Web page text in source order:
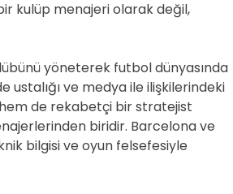
kulüp menajeri olarak değil,
yöneterek futbol dünyasında
ve medya ile ilişkilerindeki
de rekabetçi bir stratejist
biridir. Barcelona ve
bilgisi ve oyun felsefesiyle